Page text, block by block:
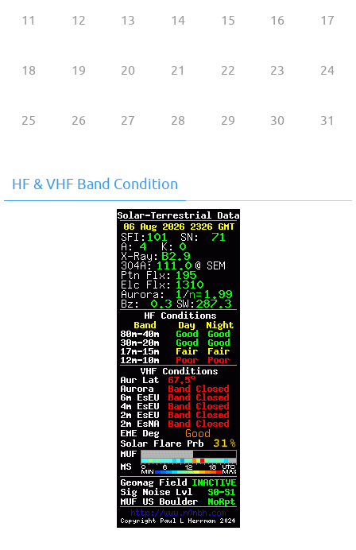
11 12 13 14 15 16 17
18 19 20 21 22 23 24
25 26 27 28 29 30 31
HF & VHF Band Condition